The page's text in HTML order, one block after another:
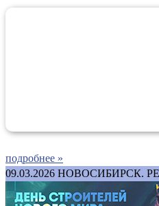
подробнее »
09.03.2026 НОВОСИБИРСК.